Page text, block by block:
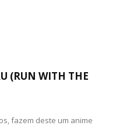
(RUN WITH THE
fazem deste um anime